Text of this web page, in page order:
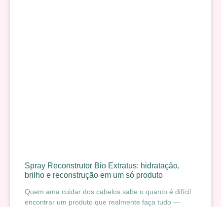
Spray Reconstrutor Bio Extratus: hidratação,
brilho e reconstrução em um só produto
Quem ama cuidar dos cabelos sabe o quanto é difícil
encontrar um produto que realmente faça tudo —